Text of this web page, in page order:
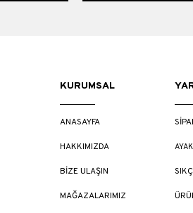
KURUMSAL
ANASAYFA
HAKKIMIZDA
BİZE ULAŞIN
MAĞAZALARIMIZ